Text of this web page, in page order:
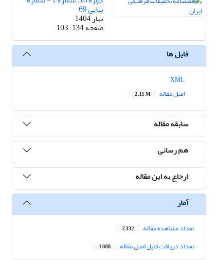
پیاپی 69
بهار 1404
صفحه103-134
فایل ها
اصل مقاله
2.11 M
سابقه مقاله
هم رسانی
ارجاع به این مقاله
آمار
تعداد مشاهده مقاله 2,332
تعداد دریافت فایل اصل مقاله 1,088